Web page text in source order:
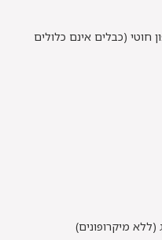
חוטי (כבלים אינם כלולים